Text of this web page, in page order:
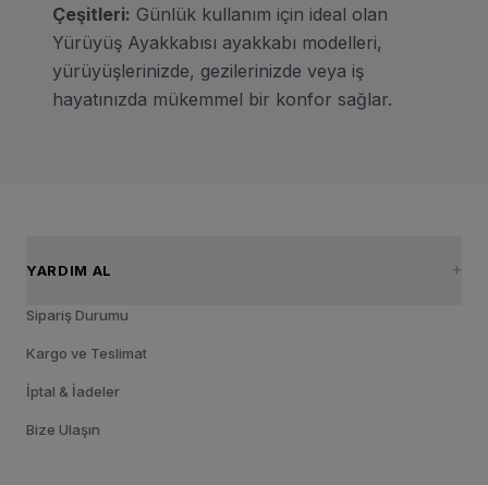
Çeşitleri: Günlük kullanım için ideal olan
Yürüyüş Ayakkabısı ayakkabı modelleri,
yürüyüşlerinizde, gezilerinizde veya iş
hayatınızda mükemmel bir konfor sağlar.
YARDIM AL
Sipariş Durumu
Kargo ve Teslimat
İptal & İadeler
Bize Ulaşın